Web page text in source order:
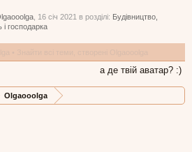
16 січ 2021 в розділі: Будівництво,
господарка
а де твій аватар? :)
Olgaooolga